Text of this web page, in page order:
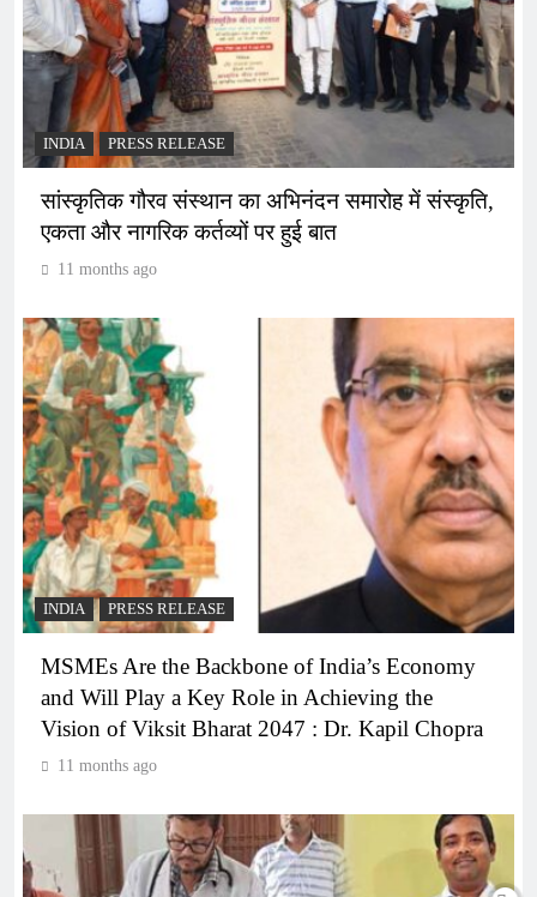
INDIA PRESS RELEASE
सांस्कृतिक गौरव संस्थान का अभिनंदन समारोह में संस्कृति,
एकता और नागरिक कर्तव्यों पर हुई बात
11 months ago
INDIA PRESS RELEASE
MSMEs Are the Backbone of India’s Economy
and Will Play a Key Role in Achieving the
Vision of Viksit Bharat 2047 : Dr. Kapil Chopra
11 months ago